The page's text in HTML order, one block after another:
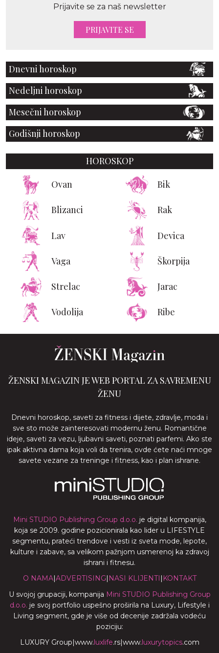
Prijavite se za naš newsletter
PRIJAVITE SE
Dnevni horoskop
Nedeljni horoskop
Mesečni horoskop
Godišnji horoskop
HOROSKOP
Ovan Bik
Blizanci Rak
Lav Devica
Vaga Škorpija
Strelac Jarac
Vodolija Ribe
ŽENSKI MAGAZIN JE WEB PORTAL ZA SAVREMENU
ŽENU
Dnevni horoskop, saveti za fitness i dijete, zdravlje, moda i
sve sto može zainteresovati modernu ženu. Romantične
ideje, saveti za vezu, ljubavni saveti, poznati parfemi. Ako ste
ipak aktivna dama koja voli da trenira, ovde ćete naći mnoge
savete vezane za treninge i fitness, kao i plan ishrane.
Mini STUDIO Publishing Group d.o.o. je digital kompanija,
koja se 2009. godine pozicionirala kao lider u LIFESTYLE
segmentu, prateći trendove i vesti iz sveta mode, lepote,
kulture i zabave, sa velikom pažnjom usmerenoj ka zdravoj
ishrani i fitnesu.
O NAMA|ADVERTISING| NASI KLIJENTI | KONTAKT
U svojoj grupaciji, kompanija Mini STUDIO Publishing Group
d.o.o. je svoj portfolio uspešno proširila na Luxury, Lifestyle i
Living segment, gde je više od decenije zadržala vodeću
poziciju:
LUXURY Group|www.luxlife.rs|www.luxurytopics.com